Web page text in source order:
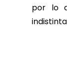
por lo